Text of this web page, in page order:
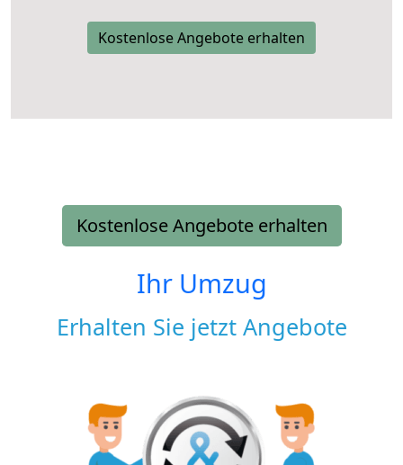
Kostenlose Angebote erhalten
Kostenlose Angebote erhalten
Ihr Umzug
Erhalten Sie jetzt Angebote